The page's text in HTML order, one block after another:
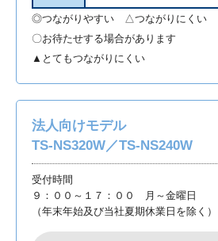
◎つながりやすい △つながりにくい
〇お待たせする場合があります
▲とてもつながりにくい
法人向けモデル
TS-NS320W／TS-NS240W
受付時間
９：００～１７：００ 月～金曜日
（年末年始及び当社夏期休業日を除く）